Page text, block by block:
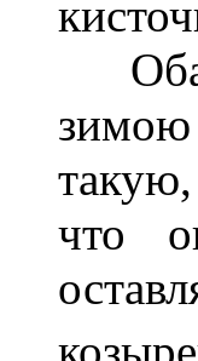
Оба
зимою
что